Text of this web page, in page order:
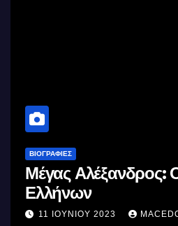
ΒΙΟΓΡΑΦΊΕΣ
Μέγας Αλέξανδρος:
Ελλήνων
11 ΙΟΥΝΊΟΥ 2023